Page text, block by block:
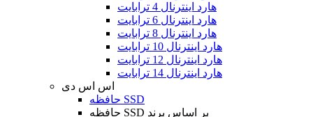
هارد اینترنال 4 ترابایت
هارد اینترنال 6 ترابایت
هارد اینترنال 8 ترابایت
هارد اینترنال 10 ترابایت
هارد اینترنال 12 ترابایت
هارد اینترنال 14 ترابایت
اس اس دی
حافظه SSD
حافظه SSD بر اساس برند